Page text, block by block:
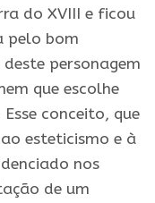
do XVIII e ficou
pelo bom
personagem
que escolhe
conceito, que
esteticismo e à
nos
de um